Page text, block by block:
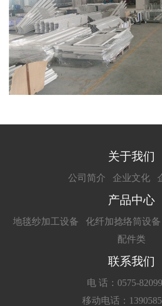
关于我们
公司简介 企业文化
产品中心
地毯纱加工设备 化纤加捻络筒设备
配件类
联系我们
电 话：0575-
移动电话：